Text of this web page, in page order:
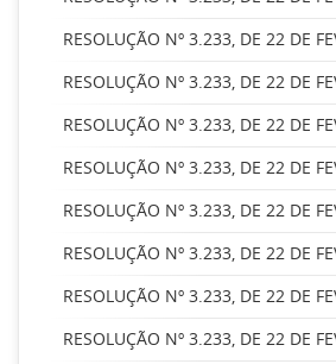
RESOLUÇÃO Nº 3.233, DE 22 DE
RESOLUÇÃO Nº 3.233, DE 22 DE
RESOLUÇÃO Nº 3.233, DE 22 DE
RESOLUÇÃO Nº 3.233, DE 22 DE
RESOLUÇÃO Nº 3.233, DE 22 DE
RESOLUÇÃO Nº 3.233, DE 22 DE
RESOLUÇÃO Nº 3.233, DE 22 DE
RESOLUÇÃO Nº 3.233, DE 22 DE